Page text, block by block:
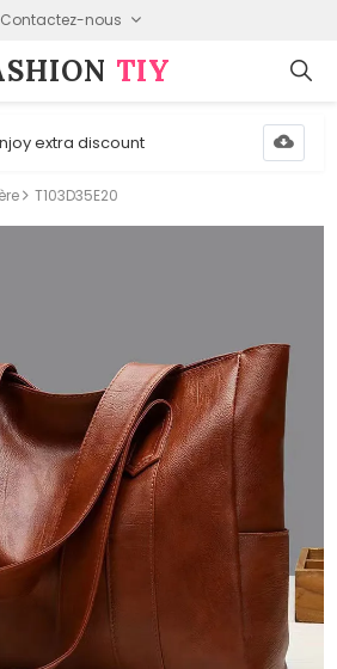
Contactez-nous
TIY
extra discount
T103D35E20